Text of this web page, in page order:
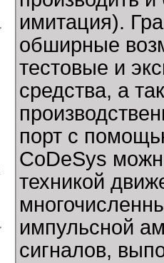
имитация).
обширные
тестовые и
средства, а
порт с
CoDeSys
техникой
импульсной
сигналов,